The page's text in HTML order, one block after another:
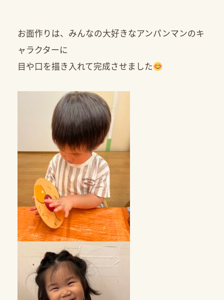
お面作りは、みんなの大好きなアンパンマンのキ
ャラクターに
目や口を描き入れて完成させました